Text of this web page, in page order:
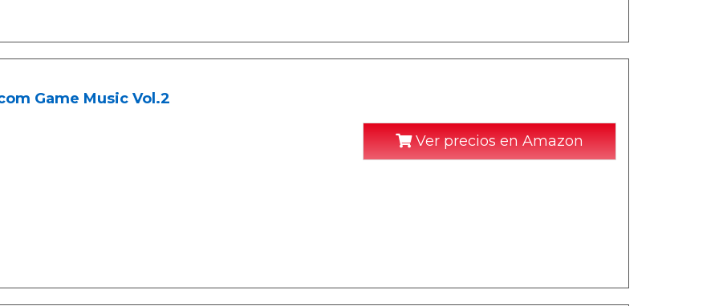
Game Music Vol.2
Ver precios en Amazon